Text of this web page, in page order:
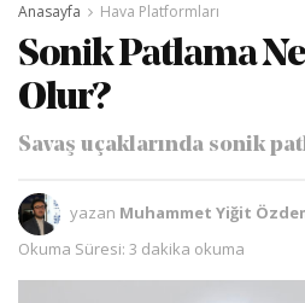
Anasayfa Hava Platformları
Sonik Patlama
Olur?
Savaş uçaklarında sonik
yazan Muhammet Yiğit
Okuma Süresi: 3 dakika okuma